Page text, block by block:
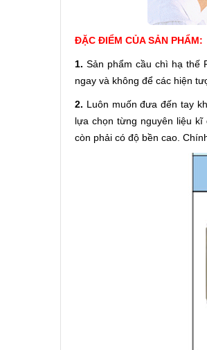
ĐẶC ĐIỂM CỦA SẢN PHẨM:
1.Sản phẩm cầu chì hạ thế
ngay và không để các hiện
2. Luôn muốn đưa đến tay
lựa chọn từng nguyên liệu
còn phải có độ bền cao.